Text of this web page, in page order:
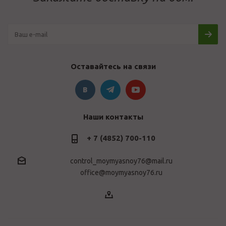
Оставайтесь на связи
Наши контакты
+ 7 (4852) 700-110
control_moymyasnoy76@mail.ru
office@moymyasnoy76.ru